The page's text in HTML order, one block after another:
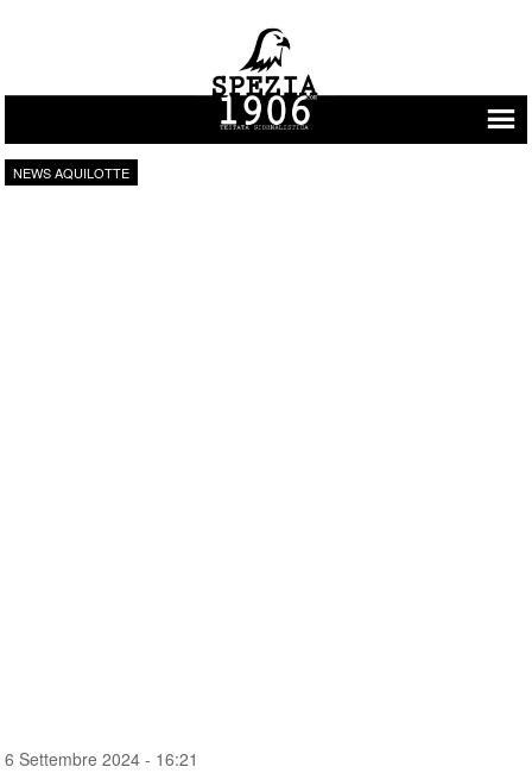
Vai al contenuto
NEWS AQUILOTTE
6 Settembre 2024 - 16:21